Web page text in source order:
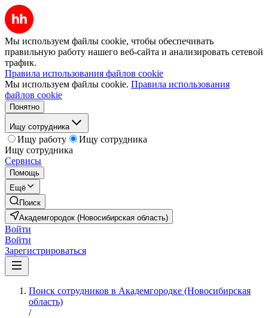
Мы используем файлы cookie, чтобы обеспечивать
правильную работу нашего веб-сайта и анализировать сетевой
трафик.
Правила использования файлов cookie
Мы используем файлы cookie. Правила использования
файлов cookie
Понятно
Ищу сотрудника
Ищу работу
Ищу сотрудника
Ищу сотрудника
Сервисы
Помощь
Ещё
Поиск
Академгородок (Новосибирская область)
Войти
Войти
Зарегистрироваться
Поиск сотрудников в Академгородке (Новосибирская
область)
/